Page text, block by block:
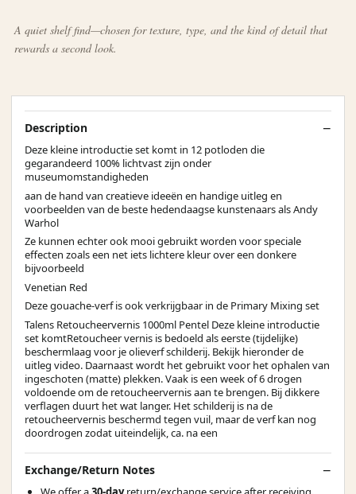
A quiet shelf find—chosen for texture, type, and the kind of detail that
rewards a second look.
Description
Deze kleine introductie set komt in 12 potloden die
gegarandeerd 100% lichtvast zijn onder
museumomstandigheden
aan de hand van creatieve ideeën en handige uitleg en
voorbeelden van de beste hedendaagse kunstenaars als Andy
Warhol
Ze kunnen echter ook mooi gebruikt worden voor speciale
effecten zoals een net iets lichtere kleur over een donkere
bijvoorbeeld
Venetian Red
Deze gouache-verf is ook verkrijgbaar in de Primary Mixing set
Talens Retoucheervernis 1000ml Pentel Deze kleine introductie
set komtRetoucheer vernis is bedoeld als eerste (tijdelijke)
beschermlaag voor je olieverf schilderij. Bekijk hieronder de
uitleg video. Daarnaast wordt het gebruikt voor het ophalen van
ingeschoten (matte) plekken. Vaak is een week of 6 drogen
voldoende om de retoucheervernis aan te brengen. Bij dikkere
verflagen duurt het wat langer. Het schilderij is na de
retoucheervernis beschermd tegen vuil, maar de verf kan nog
doordrogen zodat uiteindelijk, ca. na een
Exchange/Return Notes